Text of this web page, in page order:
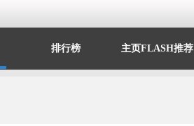
排行榜 主页FLASH推荐